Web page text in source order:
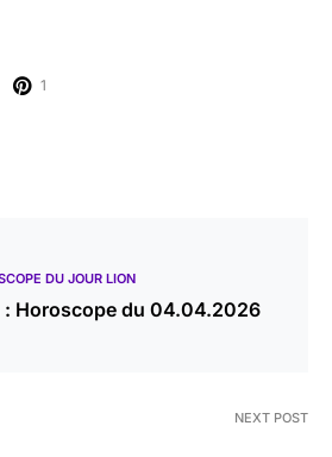
1
DU JOUR LION
: Horoscope du 04.04.2026
NEXT POST